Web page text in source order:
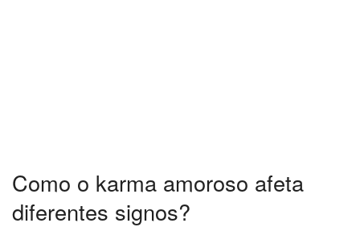
Como o karma amoroso afeta
diferentes signos?